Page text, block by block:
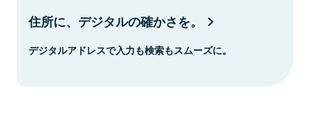
住所に、デジタルの確かさを。
デジタルアドレスで入力も検索もスムーズに。